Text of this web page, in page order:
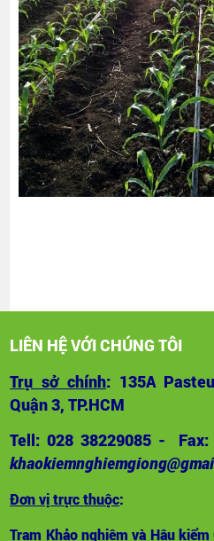
LIÊN HỆ VỚI CHÚNG TÔI
Trụ sở chính: 135A
Quận 3, TP.HCM
Tell: 028 38229085 -
Đơn vị trực thuộc:
Trạm Khảo nghiệm và Hậu